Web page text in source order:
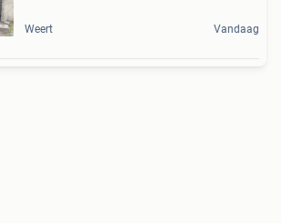
Weert Vandaag